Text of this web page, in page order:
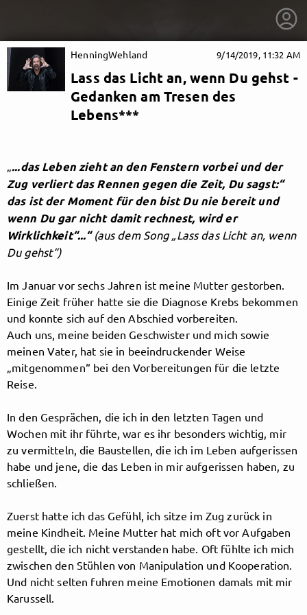
Follow HenningWehland here!
About Posts Guestbook
HenningWehland 9/14/2019, 11:32 AM
Lass das Licht an, wenn Du gehst -
Gedanken am Tresen des
Lebens***
„...das Leben zieht an den Fenstern vorbei und der
Zug verliert das Rennen gegen die Zeit, Du sagst:“
das ist der Moment für den bist Du nie bereit und
wenn Du gar nicht damit rechnest, wird er
Wirklichkeit“...“ (aus dem Song „Lass das Licht an, wenn
Du gehst“)
Im Januar vor sechs Jahren ist meine Mutter gestorben.
Einige Zeit früher hatte sie die Diagnose Krebs bekommen
und konnte sich auf den Abschied vorbereiten.
Auch uns, meine beiden Geschwister und mich sowie
meinen Vater, hat sie in beeindruckender Weise
„mitgenommen“ bei den Vorbereitungen für die letzte
Reise.
In den Gesprächen, die ich in den letzten Tagen und
Wochen mit ihr führte, war es ihr besonders wichtig, mir
zu vermitteln, die Baustellen, die ich im Leben aufgerissen
habe und jene, die das Leben in mir aufgerissen haben, zu
schließen.
Zuerst hatte ich das Gefühl, ich sitze im Zug zurück in
meine Kindheit. Meine Mutter hat mich oft vor Aufgaben
gestellt, die ich nicht verstanden habe. Oft fühlte ich mich
zwischen den Stühlen von Manipulation und Kooperation.
Und nicht selten fuhren meine Emotionen damals mit mir
Karussell.
HenningWehland, and
immediately
get access to all exclusive posts.